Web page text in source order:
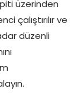
üzerinden
çalıştırılır ve
düzenli